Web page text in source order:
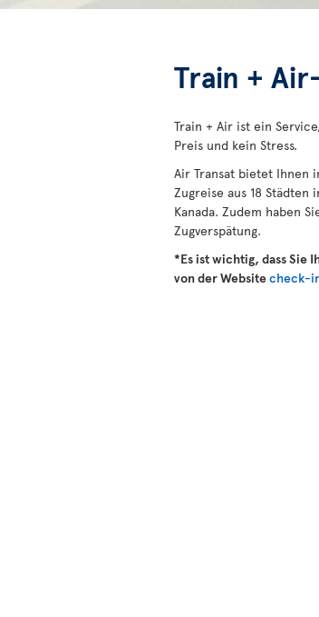
Train +
Train + Air ist ein
Preis und kein Stress.
Air Transat bietet Ihnen
Zugreise aus 18
Kanada. Zudem haben
Zugverspätung.
*Es ist wichtig, dass Sie
von der Websitecheck-